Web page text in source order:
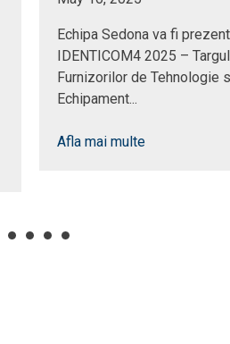
Echipa Sedona va fi
IDENTICOM4 2025 – Targul
Furnizorilor de Tehnologie
Echipament...
Afla mai multe